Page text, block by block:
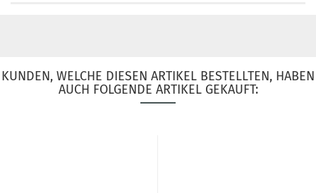
KUNDEN, WELCHE DIESEN ARTIKEL BESTELLTEN, HABEN
AUCH FOLGENDE ARTIKEL GEKAUFT: